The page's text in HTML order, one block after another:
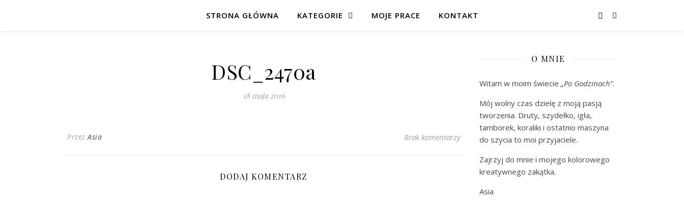
STRONA GŁÓWNA KATEGORIE MOJE PRACE KONTAKT
DSC_2470a
18 maja 2016
PrzezAsia Brak komentarzy
DODAJ KOMENTARZ
O MNIE
Witam w moim świecie „Po Godzinach”.
Mój wolny czas dzielę z moją pasją
tworzenia. Druty, szydełko, igła,
tamborek, koraliki i ostatnio maszyna
do szycia to moi przyjaciele.
Zajrzyj do mnie i mojego kolorowego
kreatywnego zakątka.
Asia